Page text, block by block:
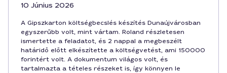
10 Június 2026
A Gipszkarton költségbecslés készítés Dunaújvárosban
egyszerűbb volt, mint vártam. Roland részletesen
ismertette a feladatot, és 2 nappal a megbeszélt
határidő előtt elkészítette a költségvetést, ami 150000
forintért volt. A dokumentum világos volt, és
tartalmazta a tételes részeket is, így könnyen le